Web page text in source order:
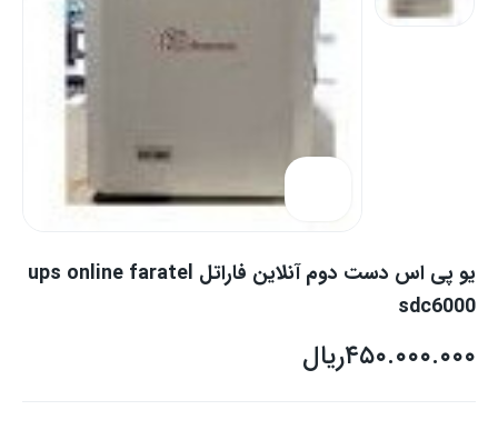
یو پی اس دست دوم آنلاین فاراتل ups online faratel
sdc6000
ریال۴۵۰.۰۰۰.۰۰۰